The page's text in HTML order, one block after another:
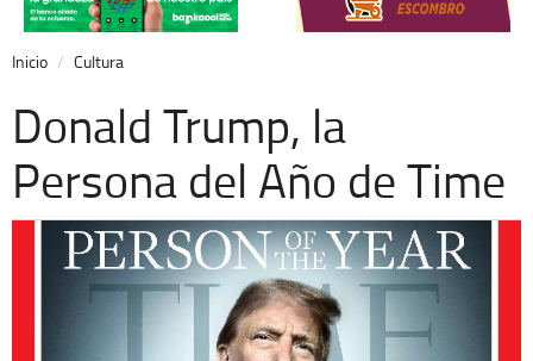
Nacional
Opinión
Cronos
Economía
Espectáculos
Deportes
Inicio Cultura
Donald Trump, la
Persona del Año de Time